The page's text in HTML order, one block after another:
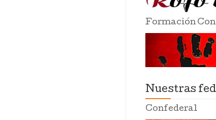
Formación
Nuestras
Confederal